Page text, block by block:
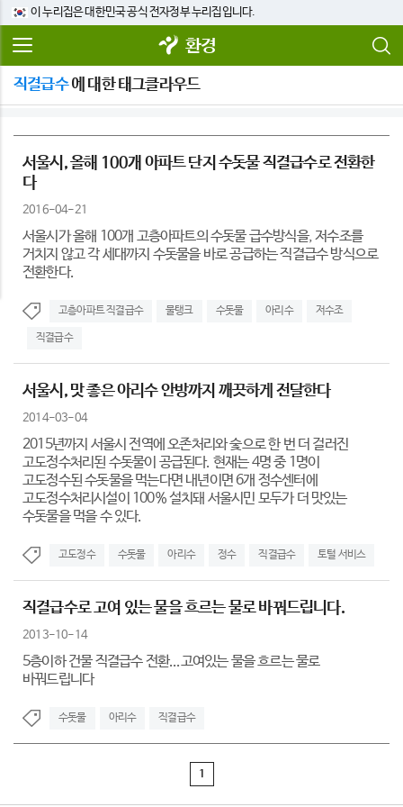
이 누리집은 대한민국 공식 전자정부 누리집입니다.
환경
직결급수에 대한 태그클라우드
서울시, 올해 100개 아파트 단지 수돗물 직결급수로 전환한
다
2016-04-21
서울시가 올해 100개 고층아파트의 수돗물 급수방식을, 저수조를
거치지 않고 각 세대까지 수돗물을 바로 공급하는 직결급수 방식으로
전환한다.
고층아파트 직결급수 물탱크 수돗물 아리수 저수조
직결급수
서울시, 맛 좋은 아리수 안방까지 깨끗하게 전달한다
2014-03-04
2015년까지 서울시 전역에 오존처리와 숯으로 한 번 더 걸러진
고도정수처리된 수돗물이 공급된다. 현재는 4명 중 1명이
고도정수된 수돗물을 먹는다면 내년이면 6개 정수센터에
고도정수처리시설이 100% 설치돼 서울시민 모두가 더 맛있는
수돗물을 먹을 수 있다.
고도정수 수돗물 아리수 정수 직결급수 토털 서비스
직결급수로 고여 있는 물을 흐르는 물로 바꿔드립니다.
2013-10-14
5층이하 건물 직결급수 전환...고여있는 물을 흐르는 물로
바꿔드립니다
수돗물 아리수 직결급수
1